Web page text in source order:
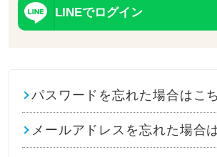
LINEでログイン
パスワードを忘れた場合はこ
メールアドレスを忘れた場合